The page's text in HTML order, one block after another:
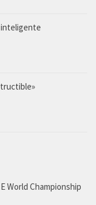
inteligente
World Championship